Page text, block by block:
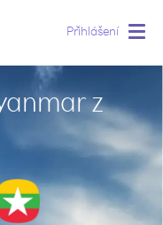
Přihlášení
z